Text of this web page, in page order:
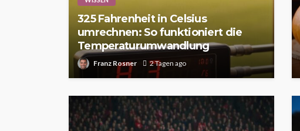
325 Fahrenheit in Celsius
umrechnen: So funktioniert die
Temperaturumwandlung
Franz Rosner 2 Tagen ago